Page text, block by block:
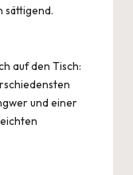
sättigend.
auf den Tisch:
und einer